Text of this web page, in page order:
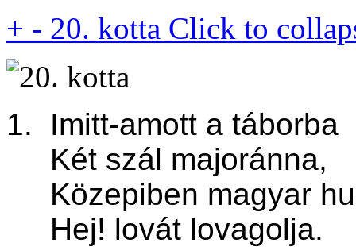
+ - 20. kotta Click to
1. Imitt-amott a táborba
Két szál majoránna,
Közepiben magyar
Hej! lovát lovagolja.